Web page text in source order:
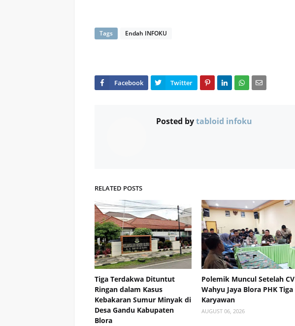
Tags Endah INFOKU
Posted bytabloid infoku
RELATED POSTS
Tiga Terdakwa Dituntut
Ringan dalam Kasus
Kebakaran Sumur Minyak di
Desa Gandu Kabupaten
Blora
Polemik Muncul Setelah CV
Wahyu Jaya Blora PHK Tiga
Karyawan
AUGUST 06, 2026